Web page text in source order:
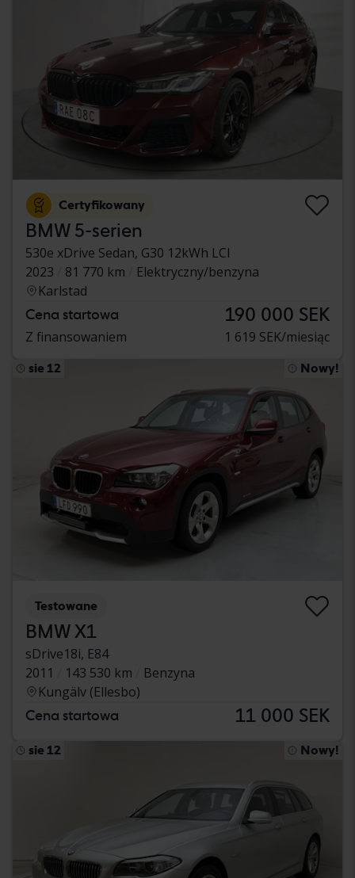
Certyfikowany
BMW 5-serien
530e xDrive Sedan, G30 12kWh LCI
2023
81 770 km
Elektryczny/benzyna
Karlstad
Cena startowa 190 000 SEK
Z finansowaniem 1 619 SEK/miesiąc
sie 12 Nowy!
Testowane
BMW X1
sDrive18i, E84
2011
143 530 km
Benzyna
Kungälv (Ellesbo)
Cena startowa 11 000 SEK
sie 12 Nowy!